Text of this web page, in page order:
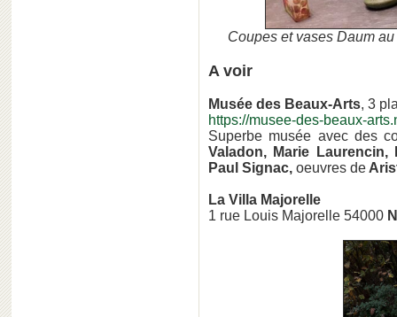
Coupes et vases Daum
A voir
Musée des Beaux-Arts, 3
https://musee-des-beaux-
Superbe musée avec des
Valadon, Marie
Paul Signac, oeuvres de
La Villa Majorelle
1 rue Louis Majorelle 54000